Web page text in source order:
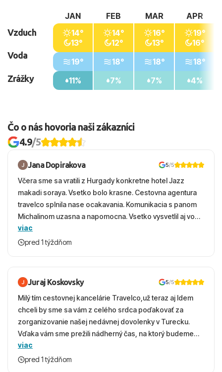
Vzduch
Voda
Zrážky
JAN
14°
13°
19°
11%
FEB
14°
12°
18°
7%
MAR
16°
13°
18°
7%
APR
19°
16°
18°
4%
Čo o nás hovoria naši zákazníci
4.9/5
Jana Dopirakova 5/5
Včera sme sa vratili z Hurgady konkretne hotel Jazz
makadi soraya. Vsetko bolo krasne. Cestovna agentura
travelco splnila nase ocakavania. Komunikacia s panom
Michalinom uzasna a napomocna. Vsetko vysvetlil aj vo
vecernych hodinach zaco sa ospravedlnujem. Hotel
krasny, cisty. Sluzby top. Strava, prostredie, more,
viac
pred 1 týždňom
Juraj Koskovsky 5/5
Milý tím cestovnej kancelárie Travelco,už teraz aj Idem
chceli by sme sa vám z celého srdca poďakovať za
zorganizovanie našej nedávnej dovolenky v Turecku.
Vďaka vám sme prežili nádherný čas, na ktorý budeme
ešte dlho s úsmevom spomínať. ​Všetko prebehlo
absolútne hladko – od prvotného výberu zájazdu, cez
viac
pred 1 týždňom